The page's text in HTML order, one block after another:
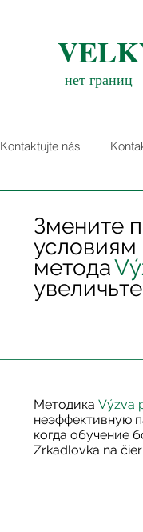
нет границ
Kontaktujte nás
Змените
метода
Методика Výzva
неэффективную
когда обучение
Zrkadlovka na